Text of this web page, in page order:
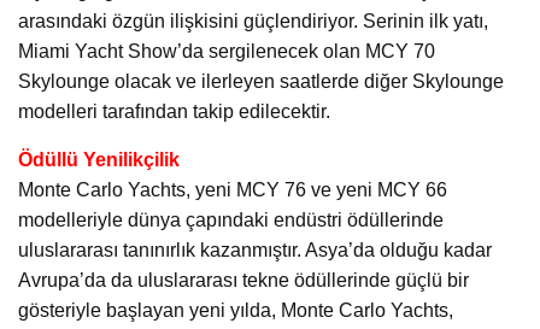
arasındaki özgün ilişkisini güçlendiriyor. Serinin ilk yatı,
Miami Yacht Show’da sergilenecek olan MCY 70
Skylounge olacak ve ilerleyen saatlerde diğer Skylounge
modelleri tarafından takip edilecektir.
Ödüllü Yenilikçilik
Monte Carlo Yachts, yeni MCY 76 ve yeni MCY 66
modelleriyle dünya çapındaki endüstri ödüllerinde
uluslararası tanınırlık kazanmıştır. Asya’da olduğu kadar
Avrupa’da da uluslararası tekne ödüllerinde güçlü bir
gösteriyle başlayan yeni yılda, Monte Carlo Yachts,